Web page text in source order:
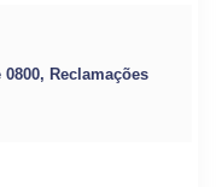
Reclamações